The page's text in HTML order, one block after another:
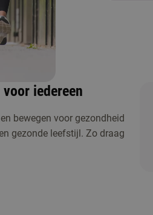
van de andere activiteiten
iedereen
bewegen voor gezondheid
gezonde leefstijl. Zo draag